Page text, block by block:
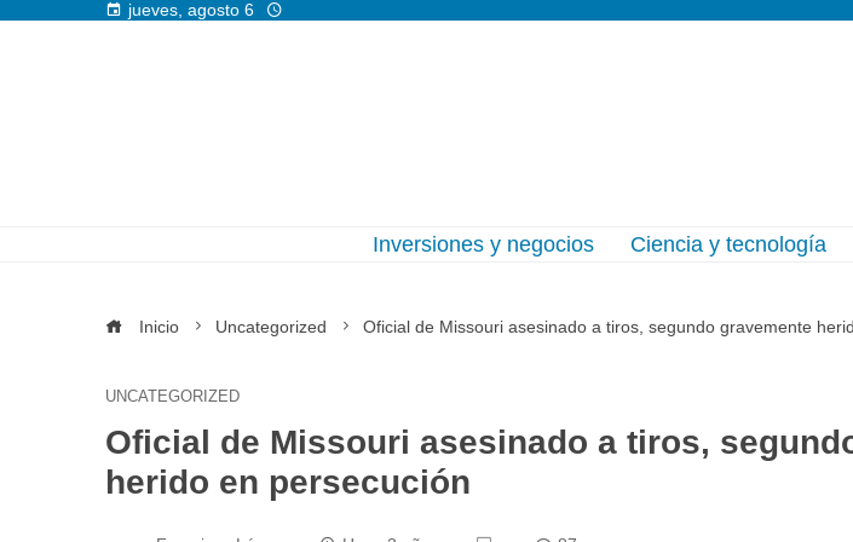
jueves, agosto 6
Inversiones y negocios Ciencia y tecnología
Inicio Uncategorized Oficial de Missouri asesinado a tiros, segundo gravemente
UNCATEGORIZED
Oficial de Missouri asesinado a tiros,
herido en persecución